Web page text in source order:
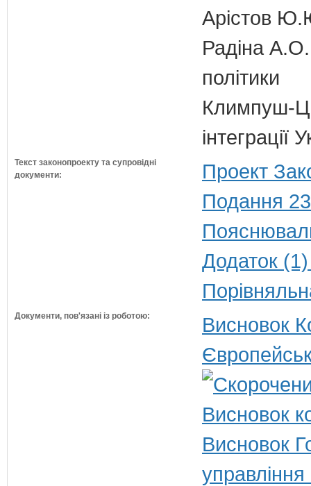
Арістов
Радіна А.О.
політики
Климпуш-
Текст законопроекту та супровідні
документи:
Проект
Подання
Додаток
Документи, пов'язані із роботою:
Висновок
Висновок
Висновок